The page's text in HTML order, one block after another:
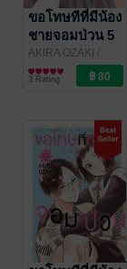
ขอโทษทีที่มีน้อง
ชายจอมป่วน 5
AKIRA OZAKI /
Bongkoch
Publishing
การ์ตูนผู้หญิง
3 Rating